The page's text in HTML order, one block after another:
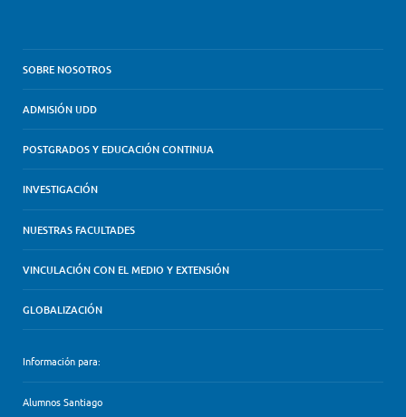
SOBRE NOSOTROS
ADMISIÓN UDD
POSTGRADOS Y EDUCACIÓN CONTINUA
INVESTIGACIÓN
NUESTRAS FACULTADES
VINCULACIÓN CON EL MEDIO Y EXTENSIÓN
GLOBALIZACIÓN
Información para:
Alumnos Santiago